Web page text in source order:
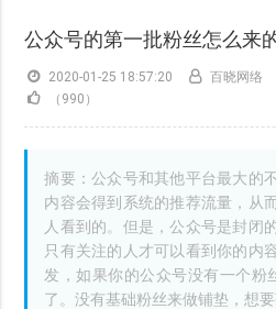
公众号的第一批粉丝怎么来
2020-01-25 18:57:20 百晓网络
（990）
摘要：公众号和其他平台最大的
内容会得到系统的推荐流量，从
人看到的。但是，公众号是封闭
只有关注的人才可以看到你的内
发，如果你的公众号没有一个粉
了。没有基础粉丝来做铺垫，想